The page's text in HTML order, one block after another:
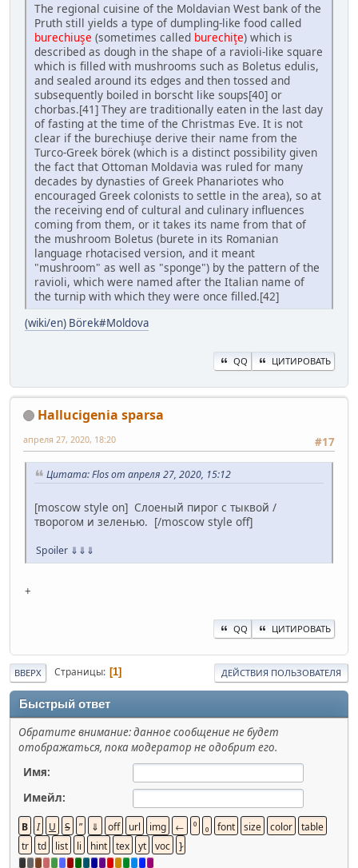
The regional cuisine of the Moldavian West bank of the
Pruth still yields a type of dumpling-like food called
burechiuşe (sometimes called burechiţe) which is
described as dough in the shape of a ravioli-like square
which is filled with mushrooms such as Boletus edulis,
and sealed around its edges and then tossed and
subsequently boiled in borscht like soups[40] or
chorbas.[41] They are traditionally eaten in the last day
of fasting at the time of the Christmas Eve. It is not
clear if the burechiuşe derive their name from the
Turco-Greek börek (which is a distinct possibility given
the fact that Ottoman Moldavia was ruled for many
decades by dynasties of Greek Phanariotes who
encouraged Greek colonists to settle in the area), so at
the receiving end of cultural and culinary influences
coming from them, or it takes its name from that of
the mushroom Boletus (burete in its Romanian
language rhotacised version, and it meant
"mushroom" as well as "sponge") by the pattern of the
ravioli, which were named after the Italian name of
the turnip with which they were once filled.[42]
(wiki/en) Börek#Moldova
QQ ЦИТИРОВАТЬ
Hallucigenia sparsa
#17
апреля 27, 2020, 18:20
Цитата: Flos от апреля 27, 2020, 15:12
[moscow style on] Слоеный пирог с тыквой /
творогом и зеленью. [/moscow style off]
Spoiler ⇓⇓⇓
+
QQ ЦИТИРОВАТЬ
ВВЕРХ Страницы 1 ДЕЙСТВИЯ ПОЛЬЗОВАТЕЛЯ
Быстрый ответ
Обратите внимание: данное сообщение не будет
отображаться, пока модератор не одобрит его.
Имя:
Имейл: